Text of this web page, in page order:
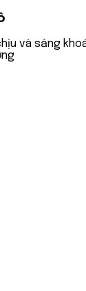
và sảng